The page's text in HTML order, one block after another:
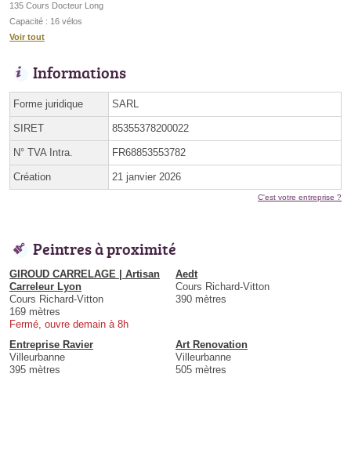
135 Cours Docteur Long
Capacité : 16 vélos
Voir tout
Informations
Forme juridique SARL
SIRET 85355378200022
N° TVA Intra. FR68853553782
Création 21 janvier 2026
C'est votre entreprise ?
Peintres à proximité
GIROUD CARRELAGE | Artisan
Carreleur Lyon
Cours Richard-Vitton
169 mètres
Fermé, ouvre demain à 8h
Aedt
Cours Richard-Vitton
390 mètres
Entreprise Ravier
Villeurbanne
395 mètres
Art Renovation
Villeurbanne
505 mètres